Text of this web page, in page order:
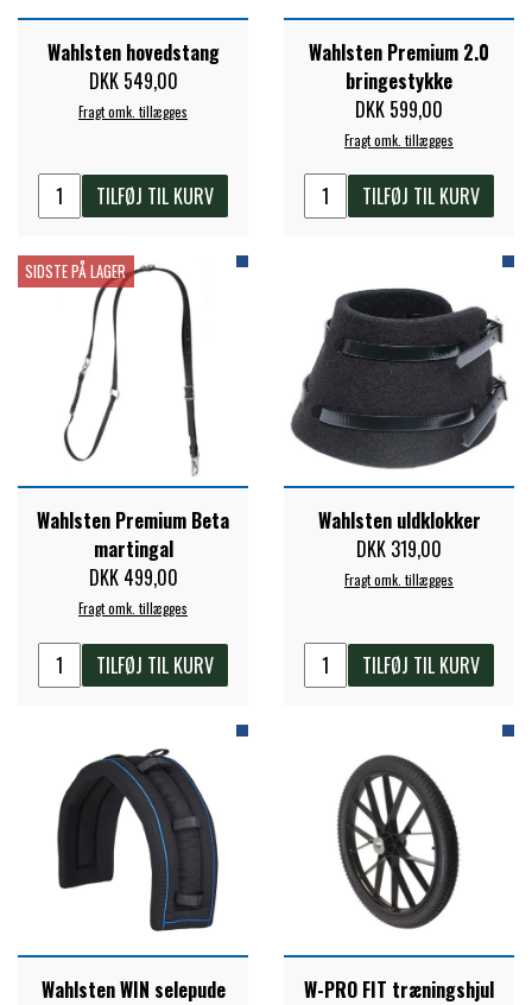
Wahlsten hovedstang
DKK 549,00
Fragt omk. tillægges
TILFØJ TIL KURV
Wahlsten Premium 2.0
bringestykke
DKK 599,00
Fragt omk. tillægges
TILFØJ TIL KURV
SIDSTE PÅ LAGER
Wahlsten Premium Beta
martingal
DKK 499,00
Fragt omk. tillægges
TILFØJ TIL KURV
Wahlsten uldklokker
DKK 319,00
Fragt omk. tillægges
TILFØJ TIL KURV
Wahlsten WIN selepude
W-PRO FIT træningshjul